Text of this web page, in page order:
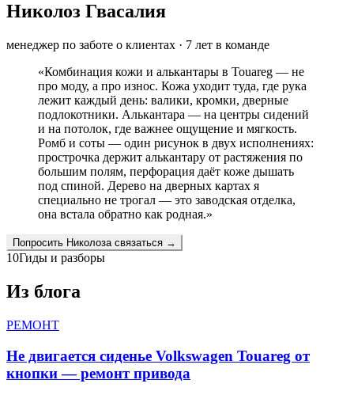
Николоз Гвасалия
менеджер по заботе о клиентах · 7 лет в команде
«Комбинация кожи и алькантары в Touareg — не
про моду, а про износ. Кожа уходит туда, где рука
лежит каждый день: валики, кромки, дверные
подлокотники. Алькантара — на центры сидений
и на потолок, где важнее ощущение и мягкость.
Ромб и соты — один рисунок в двух исполнениях:
прострочка держит алькантару от растяжения по
большим полям, перфорация даёт коже дышать
под спиной. Дерево на дверных картах я
специально не трогал — это заводская отделка,
она встала обратно как родная.»
Попросить Николозасвязаться →
10Гиды и разборы
Из блога
РЕМОНТ
Не двигается сиденье Volkswagen Touareg от
кнопки — ремонт привода